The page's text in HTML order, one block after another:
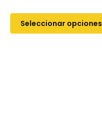
Seleccionar opciones